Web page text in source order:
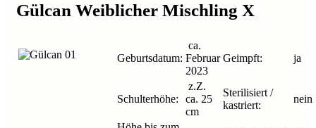
Gülcan Weiblicher Mischling X
Geburtsdatum:
ca.
Februar
2023
Geimpft: ja
Schulterhöhe:
z.Z.
ca. 25
cm
Sterilisiert /
kastriert:
nein